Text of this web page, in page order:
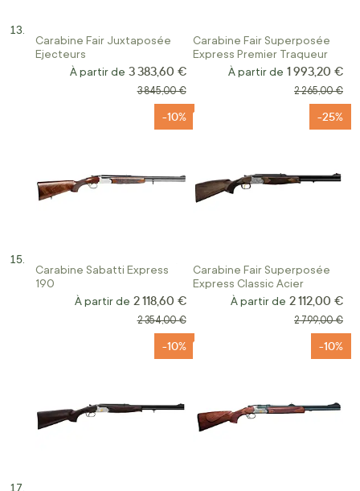
Carabine Fair Juxtaposée
Ejecteurs
À partir de 3 383,60 €
Prix normal
3 845,00 €
Carabine Fair Superposée
Express Premier Traqueur
À partir de 1 993,20 €
Prix normal
2 265,00 €
Carabine Sabatti Express
190
-10%
À partir de 2 118,60 €
Prix normal
2 354,00 €
Carabine Fair Superposée
Express Classic Acier
-25%
À partir de 2 112,00 €
Prix normal
2 799,00 €
-10% -10%